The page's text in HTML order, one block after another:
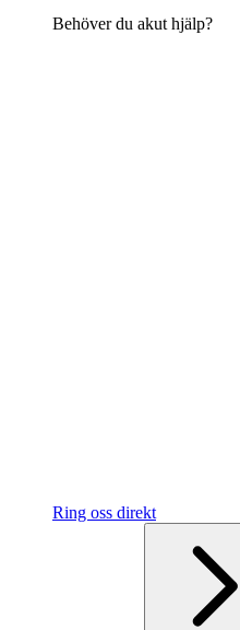
Behöver du akut hjälp?
Ring oss direkt